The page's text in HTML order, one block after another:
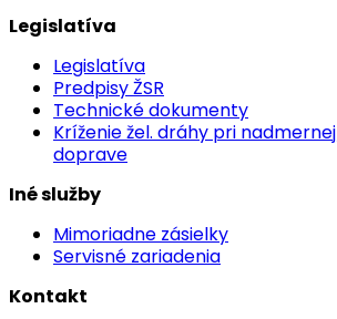
Legislatíva
Legislatíva
Predpisy ŽSR
Technické dokumenty
Kríženie žel. dráhy pri
doprave
Iné služby
Mimoriadne zásielky
Servisné zariadenia
Kontakt